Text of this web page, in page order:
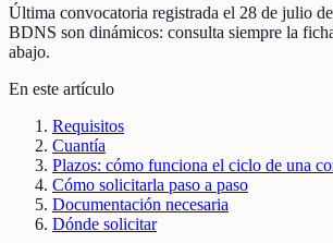
Última convocatoria registrada el 28 de julio
BDNS son dinámicos: consulta siempre la
abajo.
En este artículo
Requisitos
Cuantía
Plazos: cómo funciona el ciclo de una
Cómo solicitarla paso a paso
Documentación necesaria
Dónde solicitar